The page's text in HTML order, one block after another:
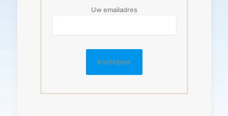
Uw emailadres